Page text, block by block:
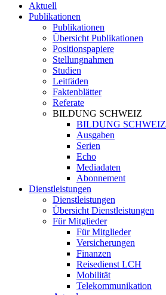
Aktuell
Publikationen
Publikationen
Übersicht Publikationen
Positionspapiere
Stellungnahmen
Studien
Leitfäden
Faktenblätter
Referate
BILDUNG SCHWEIZ
BILDUNG SCHWEIZ
Ausgaben
Serien
Echo
Mediadaten
Abonnement
Dienstleistungen
Dienstleistungen
Übersicht Dienstleistungen
Für Mitglieder
Für Mitglieder
Versicherungen
Finanzen
Reisedienst LCH
Mobilität
Telekommunikation